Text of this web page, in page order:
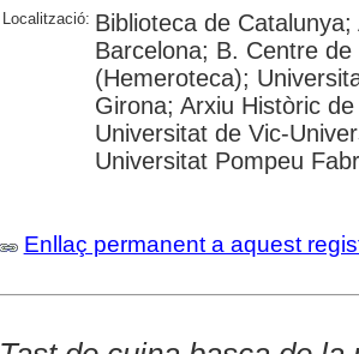
Localització: Biblioteca de
Barcelona; B. Centre
(Hemeroteca);
Girona; Arxiu Històric
Universitat de Vic-
Universitat Pompeu
Enllaç permanent a aquest